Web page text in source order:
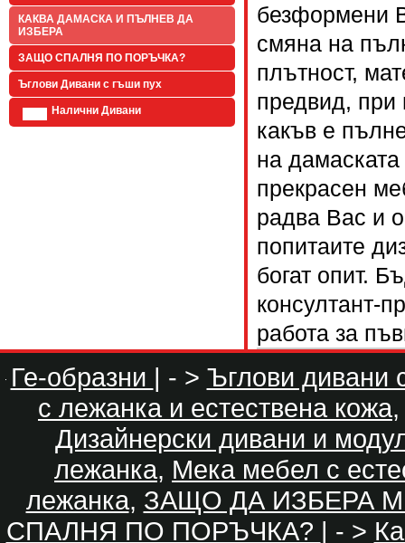
КАКВА ДАМАСКА И ПЪЛНЕВ ДА
ИЗБЕРА
ЗАЩО СПАЛНЯ ПО ПОРЪЧКА?
Ъглови Дивани с гъши пух
Налични Дивани
безформени
смяна на
плътност,
предвид, при
какъв е
на
прекрасен
радва Вас и
попитаите
богат опит.
консултант-
работа за
Ге-образни | - > Ъглови дивани
с лежанка и естествена кожа
Дизайнерски дивани и
лежанка, Мека мебел с
лежанка, ЗАЩО ДА ИЗБЕРА
СПАЛНЯ ПО ПОРЪЧКА? | - >